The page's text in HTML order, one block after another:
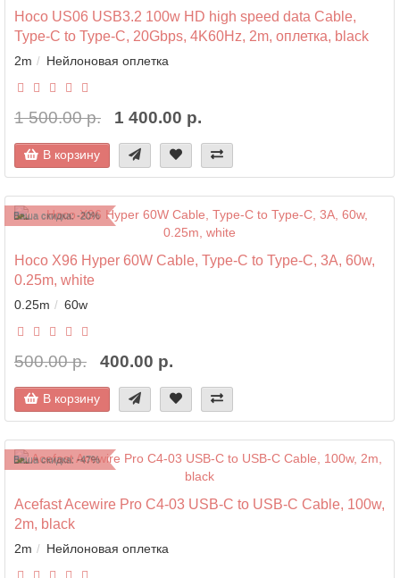
Hoco US06 USB3.2 100w HD high speed data Cable,
Type-C to Type-C, 20Gbps, 4K60Hz, 2m, оплетка, black
2m Нейлоновая оплетка
1 500.00 р. 1 400.00 р.
В корзину
Ваша скидка: -20%
Hoco X96 Hyper 60W Cable, Type-C to Type-C, 3A, 60w,
0.25m, white
0.25m 60w
500.00 р. 400.00 р.
В корзину
Ваша скидка: -47%
Acefast Acewire Pro C4-03 USB-C to USB-C Cable, 100w,
2m, black
2m Нейлоновая оплетка